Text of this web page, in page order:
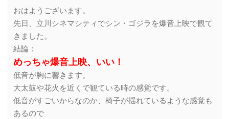
おはようございます。
先日、立川シネマシティでシン・ゴジラを爆音上映で観て
きました。
結論：
めっちゃ爆音上映、いい！
低音が胸に響きます。
大太鼓や花火を近くで観ている時の感覚です。
低音がすごいからなのか、椅子が揺れているような感覚も
あるので